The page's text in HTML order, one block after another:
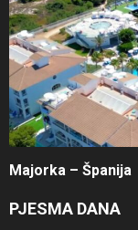
Majorka – Španija
PJESMA DANA